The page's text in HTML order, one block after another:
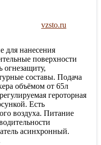
vzsto.ru
для нанесения
поверхности
огнезащиту,
составы. Подача
объёмом от 65л
героторная
Есть
воздуха. Питание
асинхронный.